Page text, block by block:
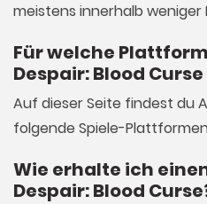
meistens innerhalb weniger
Für welche
Despair: Blood Curse
Auf dieser Seite findest du
folgende Spiele-
Wie erhalte ich
Despair: Blood